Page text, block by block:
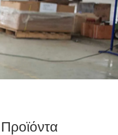
Προϊόντα